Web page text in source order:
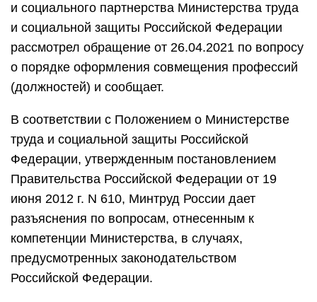
и социального партнерства Министерства труда
и социальной защиты Российской Федерации
рассмотрел обращение от 26.04.2021 по вопросу
о порядке оформления совмещения профессий
(должностей) и сообщает.
В соответствии с Положением о Министерстве
труда и социальной защиты Российской
Федерации, утвержденным постановлением
Правительства Российской Федерации от 19
июня 2012 г. N 610, Минтруд России дает
разъяснения по вопросам, отнесенным к
компетенции Министерства, в случаях,
предусмотренных законодательством
Российской Федерации.